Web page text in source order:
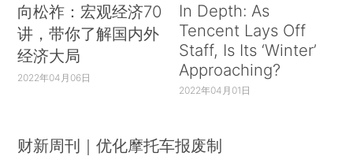
向松祚：宏观经济70
讲，带你了解国内外
经济大局
2022年04月06日
In Depth: As
Tencent Lays Off
Staff, Is Its ‘Winter’
Approaching?
2022年04月01日
财新周刊｜优化摩托车报废制